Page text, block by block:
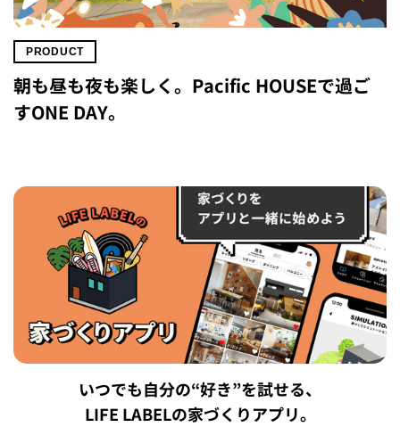
PRODUCT
朝も昼も夜も楽しく。Pacific HOUSEで過ご
すONE DAY。
いつでも自分の“好き”を試せる、
LIFE LABELの家づくりアプリ。